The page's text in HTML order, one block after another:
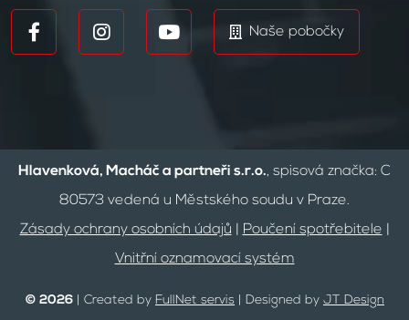
Naše pobočky
Hlavenková, Macháč a partneři s.r.o., spisová značka: C
80573 vedená u Městského soudu v Praze.
Zásady ochrany osobních údajů
Poučení spotřebitele
Vnitřní oznamovací systém
© 2026 | Created by FullNet servis | Designed by JT Design